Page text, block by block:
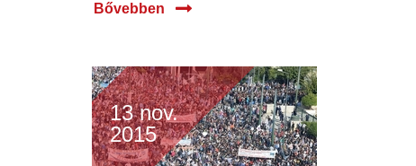
Bővebben
13 nov.
2015